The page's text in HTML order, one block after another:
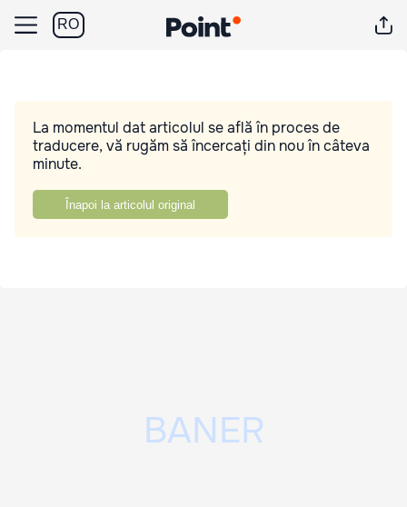
RO
La momentul dat articolul se află în proces de
traducere, vă rugăm să încercați din nou în câteva
minute.
Înapoi la articolul original